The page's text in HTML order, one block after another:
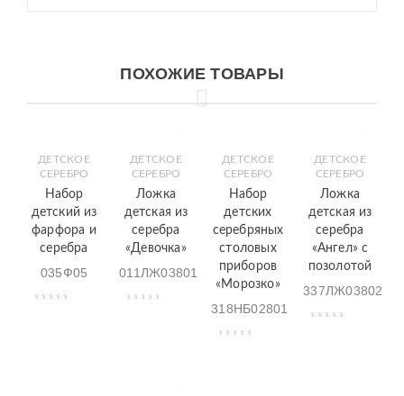
ПОХОЖИЕ ТОВАРЫ
ДЕТСКОЕ
СЕРЕБРО
Набор
детский из
фарфора и
серебра
035Ф05
ДЕТСКОЕ
СЕРЕБРО
Ложка
детская из
серебра
«Девочка»
011ЛЖ03801
ДЕТСКОЕ
СЕРЕБРО
Набор
детских
серебряных
столовых
приборов
«Морозко»
318НБ02801
ДЕТСКОЕ
СЕРЕБРО
Ложка
детская из
серебра
«Ангел» с
позолотой
337ЛЖ03802